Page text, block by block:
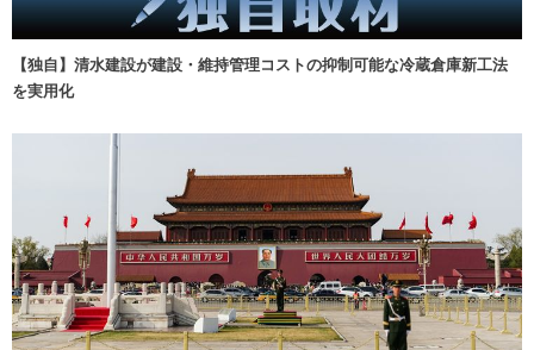
【独自】清水建設が建設・維持管理コストの抑制可能な冷蔵倉庫新工法
を実用化